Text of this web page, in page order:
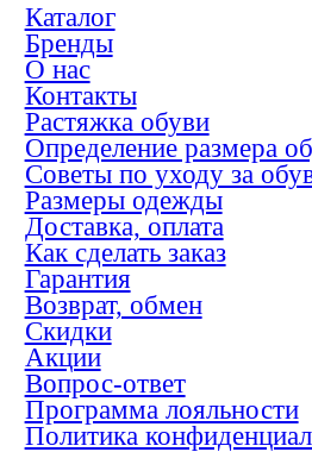
Каталог
Бренды
О нас
Контакты
Растяжка обуви
Определение размера
Советы по уходу за
Размеры одежды
Доставка, оплата
Как сделать заказ
Гарантия
Возврат, обмен
Скидки
Акции
Вопрос-ответ
Программа лояльности
Политика